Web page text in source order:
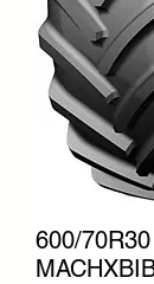
600/